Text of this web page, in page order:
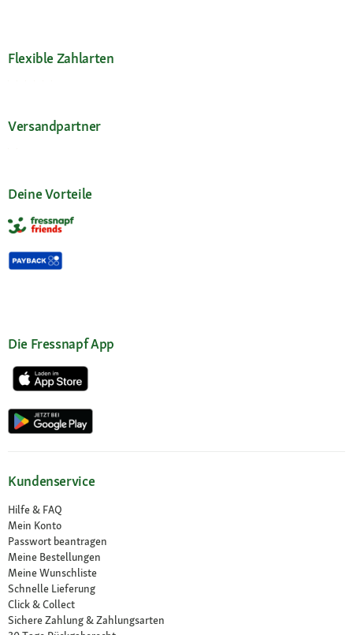
Flexible Zahlarten
Versandpartner
Deine Vorteile
Die Fressnapf App
Kundenservice
Hilfe & FAQ
Mein Konto
Passwort beantragen
Meine Bestellungen
Meine Wunschliste
Schnelle Lieferung
Click & Collect
Sichere Zahlung & Zahlungsarten